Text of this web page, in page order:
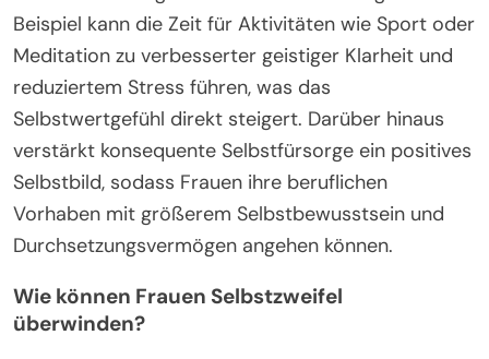
Beispiel kann die Zeit für Aktivitäten wie Sport oder
Meditation zu verbesserter geistiger Klarheit und
reduziertem Stress führen, was das
Selbstwertgefühl direkt steigert. Darüber hinaus
verstärkt konsequente Selbstfürsorge ein positives
Selbstbild, sodass Frauen ihre beruflichen
Vorhaben mit größerem Selbstbewusstsein und
Durchsetzungsvermögen angehen können.
Wie können Frauen Selbstzweifel
überwinden?